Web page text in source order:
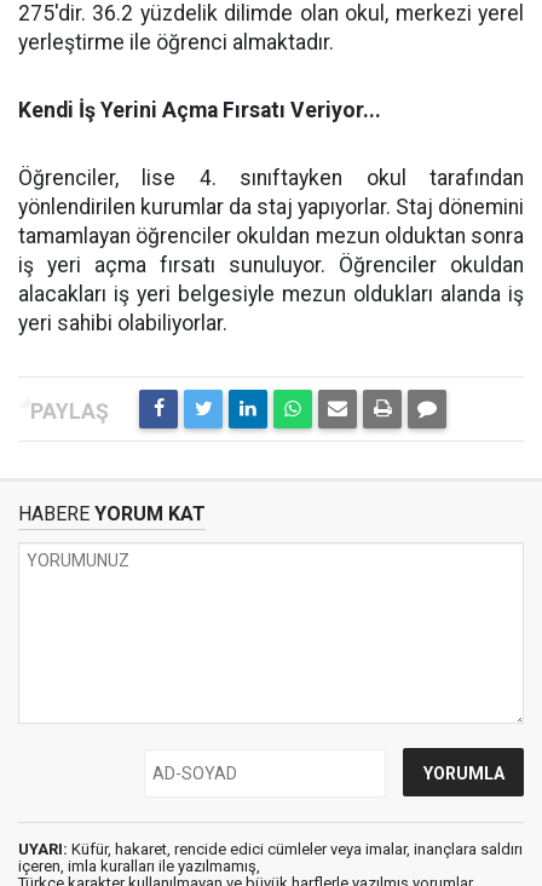
275'dir. 36.2 yüzdelik dilimde olan okul, merkezi yerel
yerleştirme ile öğrenci almaktadır.
Kendi İş Yerini Açma Fırsatı Veriyor...
Öğrenciler, lise 4. sınıftayken okul tarafından
yönlendirilen kurumlar da staj yapıyorlar. Staj dönemini
tamamlayan öğrenciler okuldan mezun olduktan sonra
iş yeri açma fırsatı sunuluyor. Öğrenciler okuldan
alacakları iş yeri belgesiyle mezun oldukları alanda iş
yeri sahibi olabiliyorlar.
HABERE YORUM KAT
UYARI: Küfür, hakaret, rencide edici cümleler veya imalar, inançlara saldırı
içeren, imla kuralları ile yazılmamış,